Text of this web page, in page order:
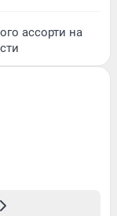
ассорти на